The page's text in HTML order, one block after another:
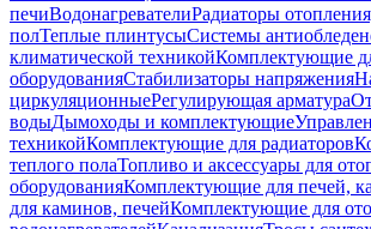
печиВодонагревателиРадиаторы
полТеплые плинтусыСистемы
климатической техникойКомплектующие
оборудованияСтабилизаторы напряжения
циркуляционныеРегулирующая арматура
водыДымоходы и комплектующие
техникойКомплектующие для радиаторов
теплого полаТопливо и аксессуары для
оборудованияКомплектующие для печей,
для каминов, печейКомплектующие для